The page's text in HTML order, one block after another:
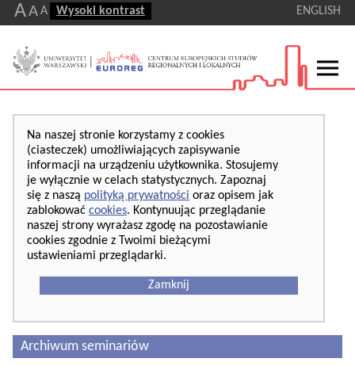
AA A Wysoki kontrast ENGLISH
Na naszej stronie korzystamy z cookies
(ciasteczek) umożliwiających zapisywanie
informacji na urządzeniu użytkownika. Stosujemy
je wyłącznie w celach statystycznych. Zapoznaj
się z naszą polityką prywatności oraz opisem jak
zablokować cookies. Kontynuując przeglądanie
naszej strony wyrażasz zgodę na pozostawianie
cookies zgodnie z Twoimi bieżącymi
ustawieniami przeglądarki.
Zamknij
Archiwum seminariów